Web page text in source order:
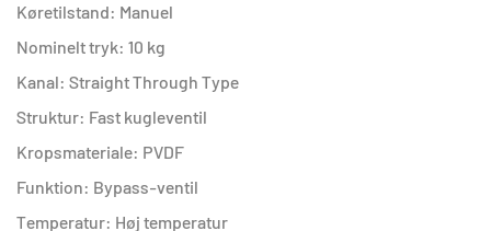
Køretilstand: Manuel
Nominelt tryk: 10 kg
Kanal: Straight Through Type
Struktur: Fast kugleventil
Kropsmateriale: PVDF
Funktion: Bypass-ventil
Temperatur: Høj temperatur